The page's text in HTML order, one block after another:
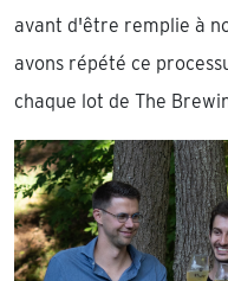
avant d'être remplie à
avons répété ce
chaque lot de The